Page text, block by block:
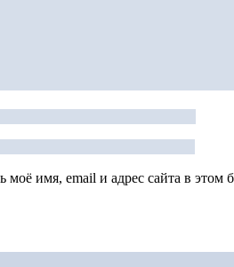
моё имя, email и адрес сайта в